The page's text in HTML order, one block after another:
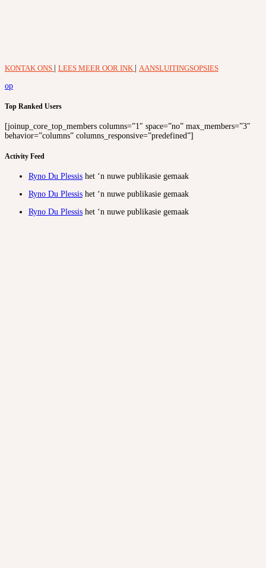
KONTAK ONS LEES MEER OOR INK
AANSLUITINGSOPSIES
op
Top Ranked Users
[joinup_core_top_members columns=”1″ space=”no” max_members=”3″
behavior=”columns” columns_responsive=”predefined”]
Activity Feed
Ryno Du Plessis het ‘n nuwe publikasie gemaak
Ryno Du Plessis het ‘n nuwe publikasie gemaak
Ryno Du Plessis het ‘n nuwe publikasie gemaak